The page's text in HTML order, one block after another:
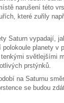
narušení této
které zuřily
Saturn vypadají,
planety v
světlejšími
prstýnků.
na Saturnu
se budou